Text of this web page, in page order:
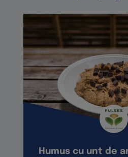
Humus cu unt de